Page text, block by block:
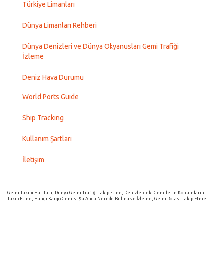
Türkiye Limanları
Dünya Limanları Rehberi
Dünya Denizleri ve Dünya Okyanusları Gemi Trafiği
İzleme
Deniz Hava Durumu
World Ports Guide
Ship Tracking
Kullanım Şartları
İletişim
Gemi Takibi Haritası, Dünya Gemi Trafiği Takip Etme, Denizlerdeki Gemilerin Konumlarını
Takip Etme, Hangi Kargo Gemisi Şu Anda Nerede Bulma ve İzleme, Gemi Rotası Takip Etme